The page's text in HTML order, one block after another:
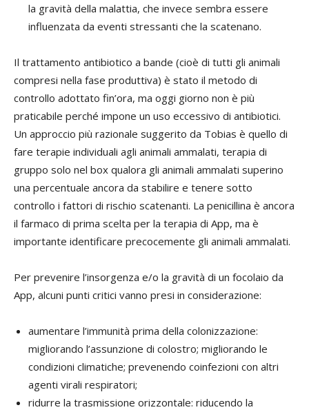
la gravità della malattia, che invece sembra essere
influenzata da eventi stressanti che la scatenano.
Il trattamento antibiotico a bande (cioè di tutti gli animali
compresi nella fase produttiva) è stato il metodo di
controllo adottato fin’ora, ma oggi giorno non è più
praticabile perché impone un uso eccessivo di antibiotici.
Un approccio più razionale suggerito da Tobias è quello di
fare terapie individuali agli animali ammalati, terapia di
gruppo solo nel box qualora gli animali ammalati superino
una percentuale ancora da stabilire e tenere sotto
controllo i fattori di rischio scatenanti. La penicillina è ancora
il farmaco di prima scelta per la terapia di App, ma è
importante identificare precocemente gli animali ammalati.
Per prevenire l’insorgenza e/o la gravità di un focolaio da
App, alcuni punti critici vanno presi in considerazione:
aumentare l’immunità prima della colonizzazione:
migliorando l’assunzione di colostro; migliorando le
condizioni climatiche; prevenendo coinfezioni con altri
agenti virali respiratori;
ridurre la trasmissione orizzontale: riducendo la